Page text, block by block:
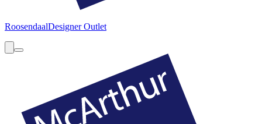
RoosendaalDesigner Outlet